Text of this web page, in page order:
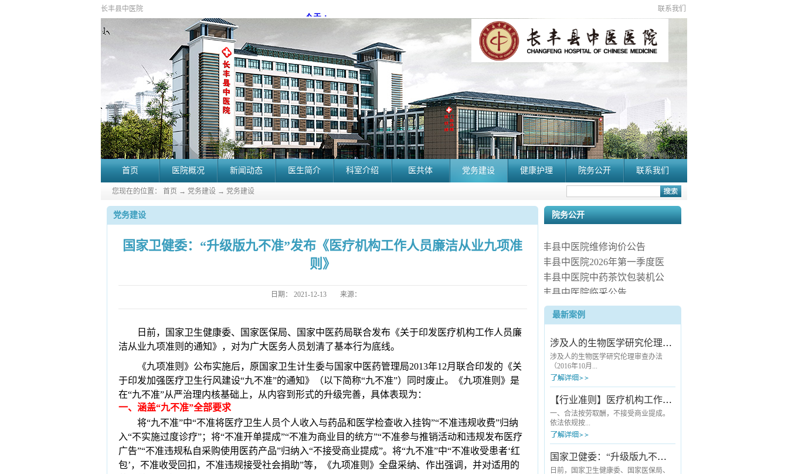
长丰县中医院 联系我们
首页 医院概况 新闻动态 医生简介 科室介绍 医共体 党务建设 健康护理 院务公开 联系我们
您现在的位置： 首页 → 党务建设 → 党务建设
院务公开
长丰县中医院维修询价公告
长丰县中医院2026年第一季度医
疗服务信息社会公开
长丰县中医院中药茶饮包装机公
开询价公告
长丰县中医院临采公告
长丰县中医院询价公告
长丰县中医院病房电热水器安装
服务项目（二次） 中标候选人公
最新案例
涉及人的生物医学研究伦理审查办法
涉及人的生物医学研究伦理审查办法
（2016年10月...
12日国家卫生和计划生育委员会令第11
号公布 自2016年12月1日起施行） 第一
章 总则 第一条 为保护人的生命和健
康，维护人的尊严，尊重和保护受试者
的合法权益，规范涉及人的生物医学研
条 本办法适用于各级各类医疗卫生机
构开展涉及人的生物医学研究伦理审查
工作。第三条 本办法所称涉及人的...
【行业准则】医疗机构工作人员廉洁从业九项准则
一、合法按劳取酬，不接受商业提成。
依法依规按...
劳取酬。严禁利用执业之便开单提成；
严禁以商业目的进行统方；除就诊医院
所在医联体的其他医疗机构，以及被纳
国家卫健委：“升级版九不准”发布《医疗机构工作人员廉洁从业九项准则》
日前，国家卫生健康委、国家医保局、
党务建设
国家卫健委：“升级版九不准”发布《医疗机构工作人员廉洁从业九项准
则》
日期： 2021-12-13 来源：
日前，国家卫生健康委、国家医保局、国家中医药局联合发布《关于印发医疗机构工作人员廉
洁从业九项准则的通知》，对为广大医务人员划清了基本行为底线。
《九项准则》公布实施后，原国家卫生计生委与国家中医药管理局2013年12月联合印发的《关
于印发加强医疗卫生行风建设“九不准”的通知》（以下简称“九不准”）同时废止。《九项准则》是
在“九不准”从严治理内核基础上，从内容到形式的升级完善，具体表现为：
一、 涵盖“九不准”全部要求
将“九不准”中“不准将医疗卫生人员个人收入与药品和医学检查收入挂钩”“不准违规收费”归纳
入“不实施过度诊疗”；将“不准开单提成”“不准为商业目的统方”“不准参与推销活动和违规发布医疗
广告”“不准违规私自采购使用医药产品”归纳入“不接受商业提成”。将“九不准”中“不准收受患者‘红
包’，不准收受回扣，不准违规接受社会捐助”等，《九项准则》全盘采纳、作出强调，并对适用的